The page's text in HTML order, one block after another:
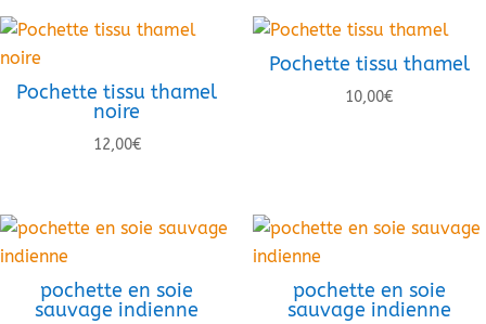
Pochette tissu thamel
noire
12,00€
Pochette tissu thamel
10,00€
pochette en soie
sauvage indienne
pochette en soie
sauvage indienne